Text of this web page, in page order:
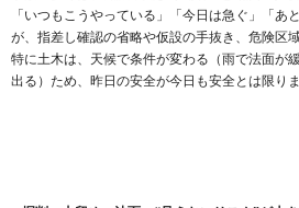
「いつもこうやっている」「今日は急ぐ」「
が、指差し確認の省略や仮設の手抜き、危険区
特に土木は、天候で条件が変わる（雨で法面が
出る）ため、昨日の安全が今日も安全とは限りま